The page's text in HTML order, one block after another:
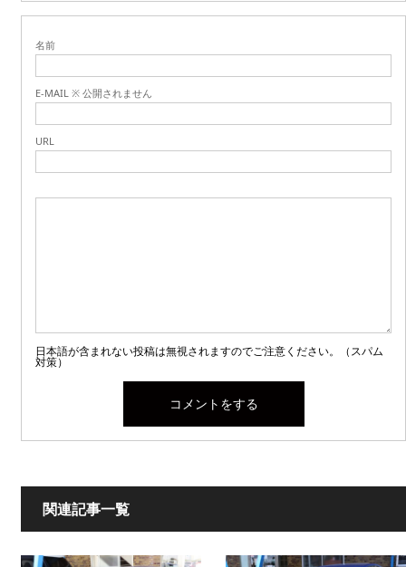
名前
E-MAIL ※ 公開されません
URL
日本語が含まれない投稿は無視されますのでご注意ください。（スパム
対策）
関連記事一覧